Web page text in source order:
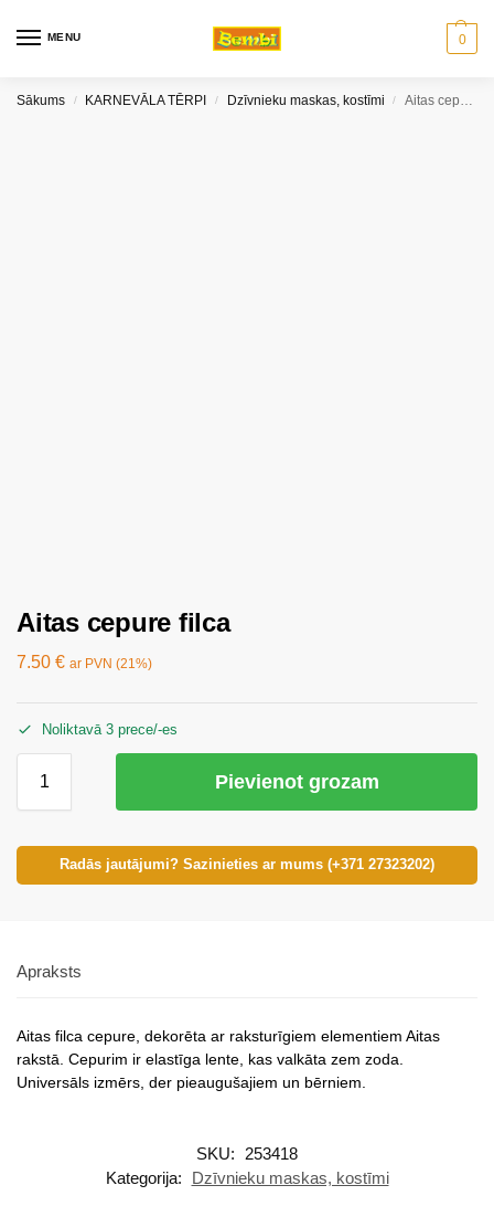
MENU 0
Sākums / KARNEVĀLA TĒRPI / Dzīvnieku maskas, kostīmi / Aitas cepure filca
Aitas cepure filca
7.50 € ar PVN (21%)
Noliktavā 3 prece/-es
Pievienot grozam
Radās jautājumi? Sazinieties ar mums (+371 27323202)
Apraksts
Aitas filca cepure, dekorēta ar raksturīgiem elementiem Aitas
rakstā. Cepurim ir elastīga lente, kas valkāta zem zoda.
Universāls izmērs, der pieaugušajiem un bērniem.
SKU:
253418
Kategorija:
Dzīvnieku maskas, kostīmi